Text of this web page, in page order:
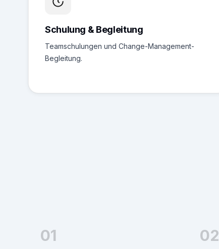
Schulung & Begleitung
Teamschulungen und Change-Management-
Begleitung.
01 02